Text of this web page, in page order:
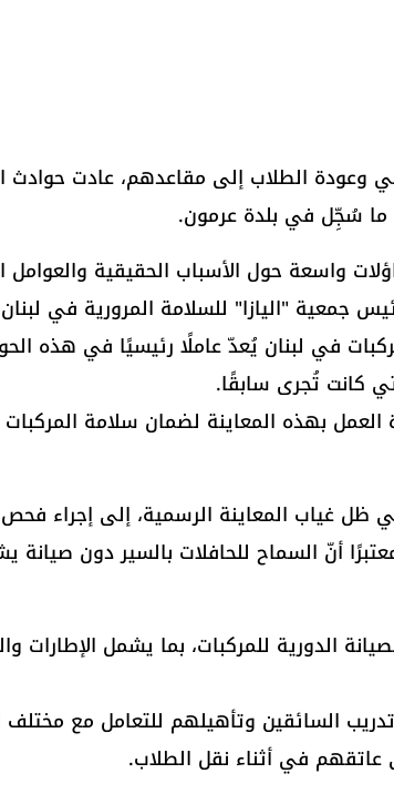
وعودة الطلاب إلى مقاعدهم، عادت حوادث
ما سُجِّل في بلدة عرمون.
واسعة حول الأسباب الحقيقية والعوامل
في لبنان يُعدّ عاملًا رئيسيًا في هذه
كانت تُجرى سابقًا.
بهذه المعاينة لضمان سلامة
ظل غياب المعاينة الرسمية، إلى إجراء
أنّ السماح للحافلات بالسير دون
الدورية للمركبات، بما يشمل الإطارات
السائقين وتأهيلهم للتعامل مع
عاتقهم في أثناء نقل الطلاب.